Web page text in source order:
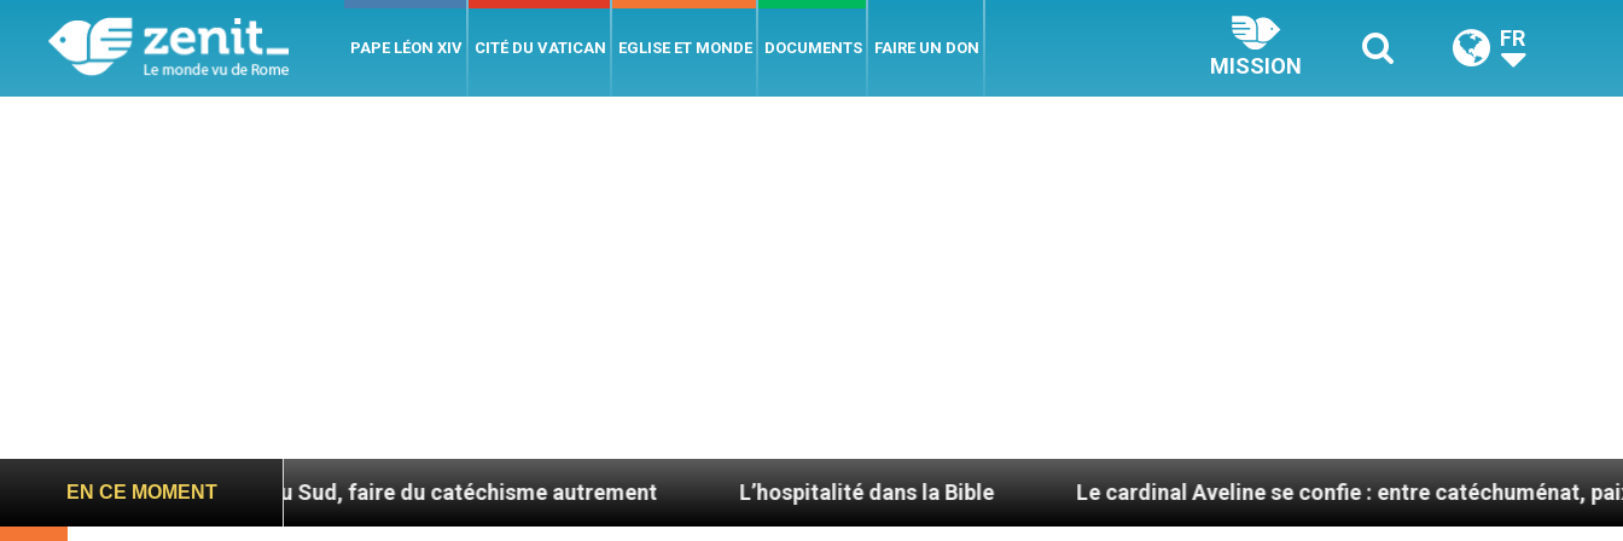
PAPE LÉON XIV CITÉ DU VATICAN EGLISE ET MONDE DOCUMENTS FAIRE UN DON
MISSION
FR
EN CE MOMENT
En Corée du Sud, faire du catéchisme autrement L’hospitalité dans la Bible Le cardinal Aveline se confie : entre catéchuménat, paix et défis